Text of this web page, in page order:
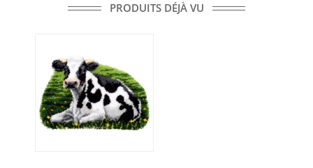
PRODUITS DÉJÀ VU